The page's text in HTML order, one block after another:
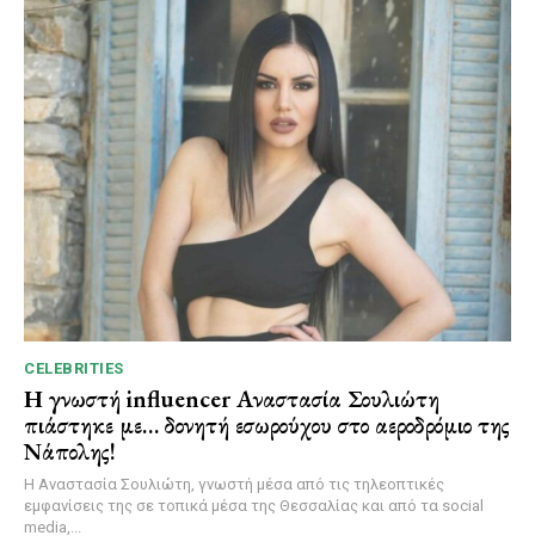
CELEBRITIES
Η γνωστή influencer Αναστασία Σουλιώτη
πιάστηκε με… δονητή εσωρούχου στο αεροδρόμιο της
Νάπολης!
Η Αναστασία Σουλιώτη, γνωστή μέσα από τις τηλεοπτικές
εμφανίσεις της σε τοπικά μέσα της Θεσσαλίας και από τα social
media,...